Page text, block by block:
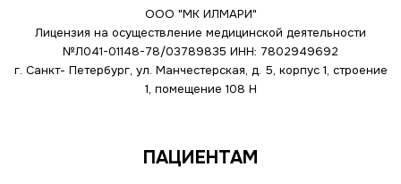
ООО "МК ИЛМАРИ"
Лицензия на осуществление медицинской деятельности
№Л041-01148-78/03789835 ИНН: 7802949692
г. Санкт- Петербург, ул. Манчестерская, д. 5, корпус 1, строение
1, помещение 108 Н
ПАЦИЕНТАМ